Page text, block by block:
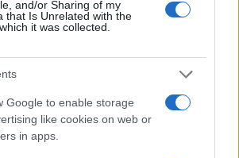
and/or Sharing of my
that Is Unrelated with the
it was collected.
Google to enable storage
like cookies on web or
in apps.
ci sono molti militari tra le vittime
a Poltava. In una nota, fanno
“decine di morti e centinaia di
i nostri coraggiosi ucraini, i
i soldati”. La rabbia per la
Zelensky non ha utilizzato troppi
al Cremlino: “